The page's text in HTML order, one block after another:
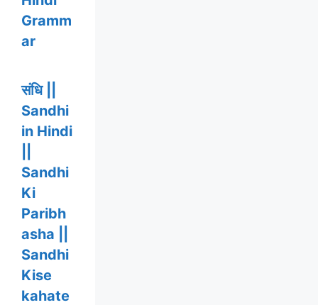
Gramm
ar
संधि ||
Sandhi
in Hindi
Sandhi
Ki
Paribh
asha ||
Sandhi
Kise
kahate